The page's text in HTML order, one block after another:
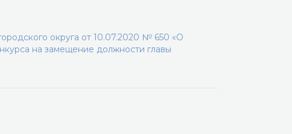
округа от 10.07.2020 № 650 «О
на замещение должности главы